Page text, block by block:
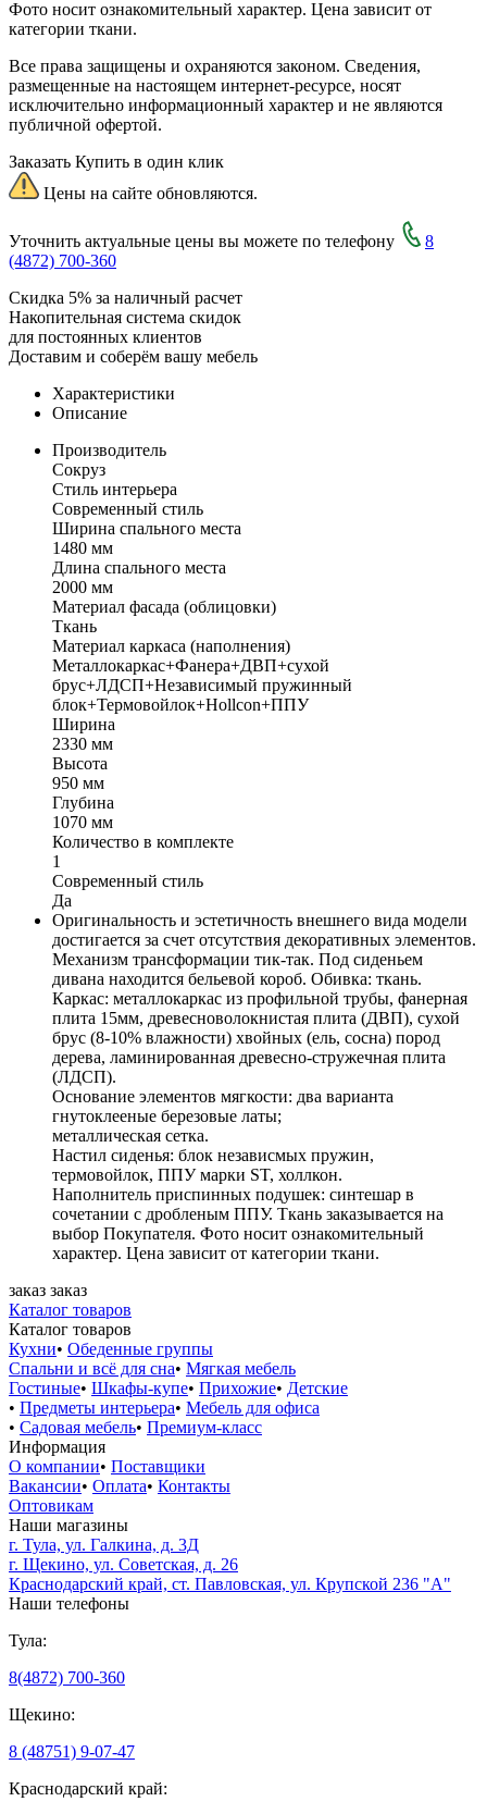
Фото носит ознакомительный характер. Цена зависит от
категории ткани.
Все права защищены и охраняются законом. Сведения,
размещенные на настоящем интернет-ресурсе, носят
исключительно информационный характер и не являются
публичной офертой.
Заказать Купить в один клик
Цены на сайте обновляются.
Уточнить актуальные цены вы можете по телефону
8
(4872) 700-360
Скидка 5% за наличный расчет
Накопительная система скидок
для постоянных клиентов
Доставим и соберём вашу мебель
Характеристики
Описание
Производитель
Сокруз
Стиль интерьера
Современный стиль
Ширина спального места
1480 мм
Длина спального места
2000 мм
Материал фасада (облицовки)
Ткань
Материал каркаса (наполнения)
Металлокаркас+Фанера+ДВП+сухой
брус+ЛДСП+Независимый пружинный
блок+Термовойлок+Hollcon+ППУ
Ширина
2330 мм
Высота
950 мм
Глубина
1070 мм
Количество в комплекте
1
Современный стиль
Да
Оригинальность и эстетичность внешнего вида модели
достигается за счет отсутствия декоративных элементов.
Механизм трансформации тик-так. Под сиденьем
дивана находится бельевой короб. Обивка: ткань.
Каркас: металлокаркас из профильной трубы, фанерная
плита 15мм, древесноволокнистая плита (ДВП), сухой
брус (8-10% влажности) хвойных (ель, сосна) пород
дерева, ламинированная древесно-стружечная плита
(ЛДСП).
Основание элементов мягкости: два варианта
гнутоклееные березовые латы;
металлическая сетка.
Настил сиденья: блок независмых пружин,
термовойлок, ППУ марки ST, холлкон.
Наполнитель приспинных подушек: синтешар в
сочетании с дробленым ППУ. Ткань заказывается на
выбор Покупателя. Фото носит ознакомительный
характер. Цена зависит от категории ткани.
заказ заказ
Каталог товаров
Каталог товаров
Кухни• Обеденные группы
Спальни и всё для сна• Мягкая мебель
Гостиные• Шкафы-купе• Прихожие• Детские
• Предметы интерьера• Мебель для офиса
• Садовая мебель• Премиум-класс
Информация
О компании• Поставщики
Вакансии• Оплата• Контакты
Оптовикам
Наши магазины
г. Тула, ул. Галкина, д. 3Д
г. Щекино, ул. Советская, д. 26
Краснодарский край, ст. Павловская, ул. Крупской 236 "А"
Наши телефоны
Тула:
8(4872) 700-360
Щекино:
8 (48751) 9-07-47
Краснодарский край: